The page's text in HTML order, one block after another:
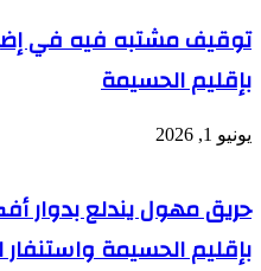
توقيف مشتبه فيه في
بإقليم الحسيمة
يونيو 1, 2026
حريق مهول يندلع بدوار
بإقليم الحسيمة